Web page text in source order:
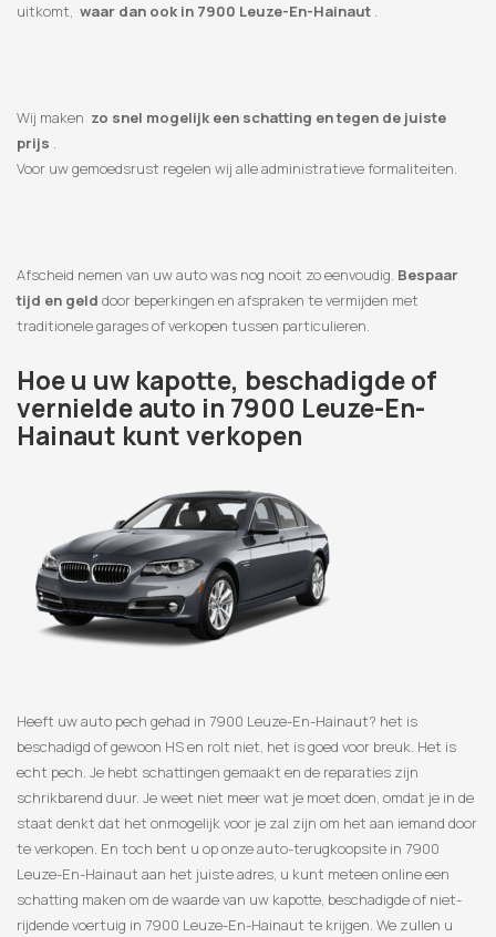
uitkomt, waar dan ook in 7900 Leuze-En-Hainaut .
Wij maken zo snel mogelijk een schatting en tegen de juiste
prijs .
Voor uw gemoedsrust regelen wij alle administratieve formaliteiten.
Afscheid nemen van uw auto was nog nooit zo eenvoudig. Bespaar
tijd en geld door beperkingen en afspraken te vermijden met
traditionele garages of verkopen tussen particulieren.
Hoe u uw kapotte, beschadigde of
vernielde auto in 7900 Leuze-En-
Hainaut kunt verkopen
Heeft uw auto pech gehad in 7900 Leuze-En-Hainaut? het is
beschadigd of gewoon HS en rolt niet, het is goed voor breuk. Het is
echt pech. Je hebt schattingen gemaakt en de reparaties zijn
schrikbarend duur. Je weet niet meer wat je moet doen, omdat je in de
staat denkt dat het onmogelijk voor je zal zijn om het aan iemand door
te verkopen. En toch bent u op onze auto-terugkoopsite in 7900
Leuze-En-Hainaut aan het juiste adres, u kunt meteen online een
schatting maken om de waarde van uw kapotte, beschadigde of niet-
rijdende voertuig in 7900 Leuze-En-Hainaut te krijgen. We zullen u